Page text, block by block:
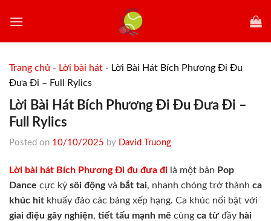
Trang chủ - Lời bài hát - Lời Bài Hát Bích Phương Đi Đu
Đưa Đi – Full Rylics
Lời Bài Hát Bích Phương Đi Đu Đưa Đi –
Full Rylics
Posted on 10/10/2025 by David Truong
Lời bài hát Bích Phương Đi đu đưa đi là một bản Pop
Dance cực kỳ sôi độngvà bắt tai, nhanh chóng trở thành ca
khúc hit khuấy đảo các bảng xếp hạng. Ca khúc nổi bật với
giai điệu gây nghiện, tiết tấu mạnh mẽ cùng ca từ đầy hài